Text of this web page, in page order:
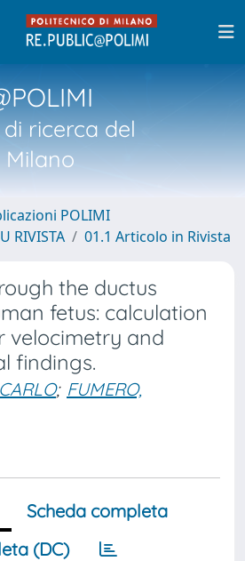
ricerca del
Milano
POLIMI
RIVISTA
01.1 Articolo in Rivista
the ductus
fetus: calculation
velocimetry and
findings.
; FUMERO,
Scheda completa
(DC)